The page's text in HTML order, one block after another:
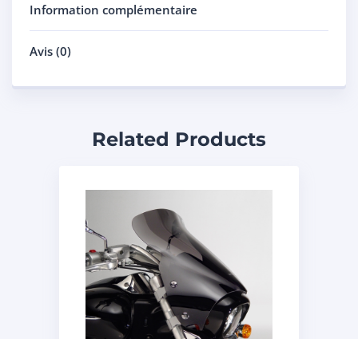
Information complémentaire
Avis (0)
Related Products